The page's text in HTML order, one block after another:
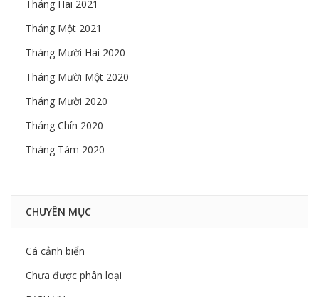
Tháng Hai 2021
Tháng Một 2021
Tháng Mười Hai 2020
Tháng Mười Một 2020
Tháng Mười 2020
Tháng Chín 2020
Tháng Tám 2020
CHUYÊN MỤC
Cá cảnh biển
Chưa được phân loại